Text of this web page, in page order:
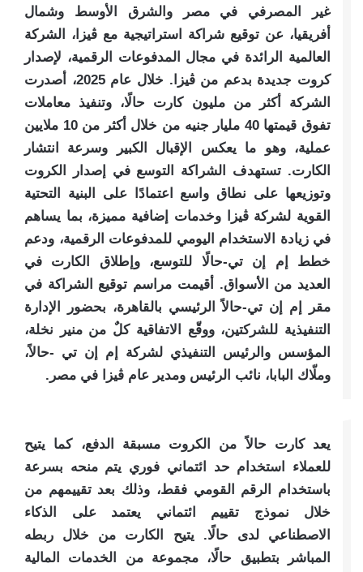
غير المصرفي في مصر والشرق الأوسط وشمال
أفريقيا، عن توقيع شراكة استراتيجية مع ڤيزا، الشركة
العالمية الرائدة في مجال المدفوعات الرقمية، لإصدار
كروت جديدة بدعم من ڤيزا. خلال عام 2025، أصدرت
الشركة أكثر من مليون كارت حالًا، وتنفيذ معاملات
تفوق قيمتها 40 مليار جنيه من خلال أكثر من 10 ملايين
عملية، وهو ما يعكس الإقبال الكبير وسرعة انتشار
الكارت. تستهدف الشراكة التوسع في إصدار الكروت
وتوزيعها على نطاق واسع اعتمادًا على البنية التحتية
القوية لشركة ڤيزا وخدمات إضافية مميزة، بما يساهم
في زيادة الاستخدام اليومي للمدفوعات الرقمية، ودعم
خطط إم إن تي-حالًا للتوسع، وإطلاق الكارت في
العديد من الأسواق. أقيمت مراسم توقيع الشراكة في
مقر إم إن تي-حالاً الرئيسي بالقاهرة، بحضور الإدارة
التنفيذية للشركتين، ووقّع الاتفاقية كلٌ من منير نخلة،
المؤسس والرئيس التنفيذي لشركة إم إن تي -حالاً،
وملّاك البابا، نائب الرئيس ومدير عام ڤيزا في مصر.
يعد كارت حالاً من الكروت مسبقة الدفع، كما يتيح
للعملاء استخدام حد ائتماني فوري يتم منحه بسرعة
باستخدام الرقم القومي فقط، وذلك بعد تقييمهم من
خلال نموذج تقييم ائتماني يعتمد على الذكاء
الاصطناعي لدى حالًا. يتيح الكارت من خلال ربطه
المباشر بتطبيق حالًا، مجموعة من الخدمات المالية